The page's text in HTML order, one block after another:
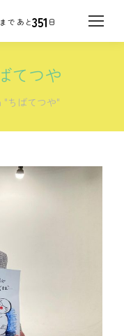
351 日
てつや
ちばてつや"